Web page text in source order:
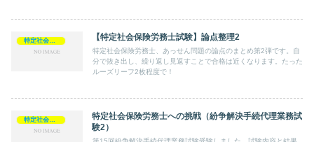
特定社会保険労務士 【特定社会保険労務士試験】論点整理2
特定社会保険労務士、あっせん問題の論点のまとめ第2弾です。自
分で抜き出し、繰り返し見返すことで合格は近くなります。たった
ルーズリーフ2枚程度で！
特定社会保険労務士
特定社会保険労務士への挑戦（紛争解決手続代理業務試
験2）